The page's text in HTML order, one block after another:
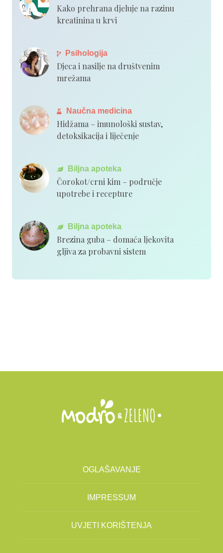
Kako prehrana djeluje na razinu
kreatinina u krvi
Psihologija
Djeca i nasilje na društvenim
mrežama
Naučna medicina
Hidžama – imunološki sustav,
detoksikacija i liječenje
Biljna apoteka
Čorokot/crni kim – područje
upotrebe i recepture
Biljna apoteka
Brezina guba – domaća ljekovita
gljiva za probavni sistem
OGLAŠAVANJE
IMPRESSUM
UVJETI KORIŠTENJA